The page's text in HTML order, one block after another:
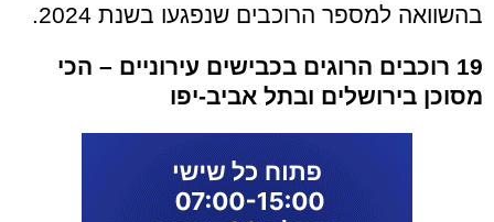
בהשוואה למספר הרוכבים שנפגעו בשנת 2024.
19 רוכבים הרוגים בכבישים עירוניים – הכי
מסוכן בירושלים ובתל אביב-יפו